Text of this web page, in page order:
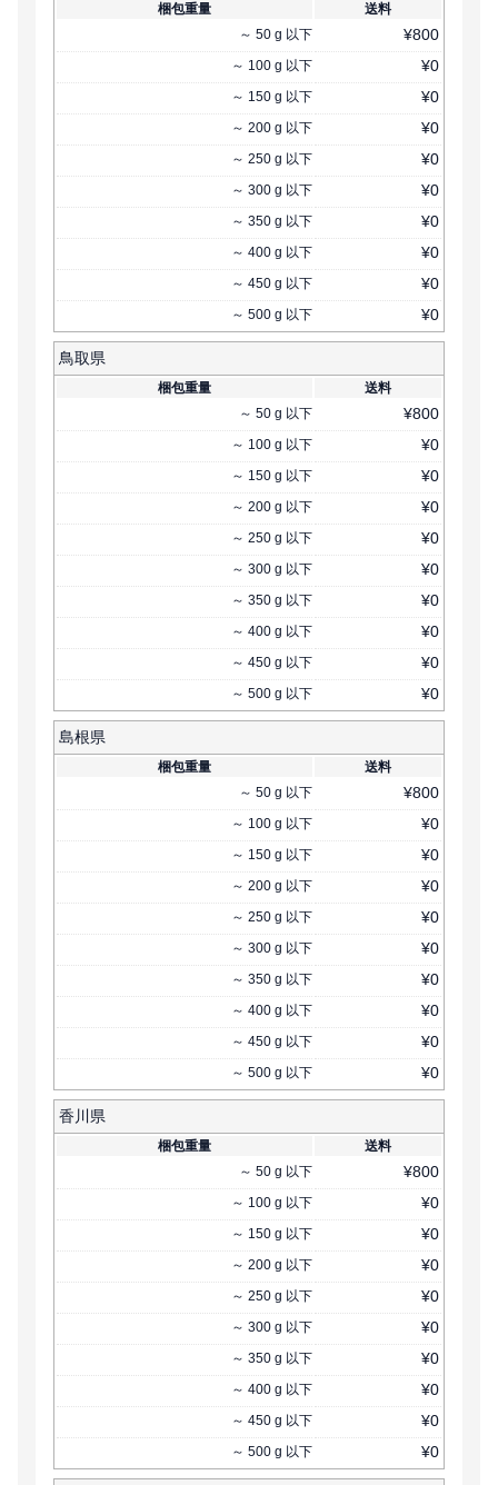
梱包重量
送料
～ 50 g 以下 ¥800
～ 100 g 以下 ¥0
～ 150 g 以下 ¥0
～ 200 g 以下 ¥0
～ 250 g 以下 ¥0
～ 300 g 以下 ¥0
～ 350 g 以下 ¥0
～ 400 g 以下 ¥0
～ 450 g 以下 ¥0
～ 500 g 以下 ¥0
鳥取県
梱包重量
送料
～ 50 g 以下 ¥800
～ 100 g 以下 ¥0
～ 150 g 以下 ¥0
～ 200 g 以下 ¥0
～ 250 g 以下 ¥0
～ 300 g 以下 ¥0
～ 350 g 以下 ¥0
～ 400 g 以下 ¥0
～ 450 g 以下 ¥0
～ 500 g 以下 ¥0
島根県
梱包重量
送料
～ 50 g 以下 ¥800
～ 100 g 以下 ¥0
～ 150 g 以下 ¥0
～ 200 g 以下 ¥0
～ 250 g 以下 ¥0
～ 300 g 以下 ¥0
～ 350 g 以下 ¥0
～ 400 g 以下 ¥0
～ 450 g 以下 ¥0
～ 500 g 以下 ¥0
香川県
梱包重量
送料
～ 50 g 以下 ¥800
～ 100 g 以下 ¥0
～ 150 g 以下 ¥0
～ 200 g 以下 ¥0
～ 250 g 以下 ¥0
～ 300 g 以下 ¥0
～ 350 g 以下 ¥0
～ 400 g 以下 ¥0
～ 450 g 以下 ¥0
～ 500 g 以下 ¥0